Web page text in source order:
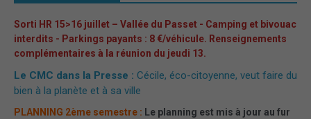
Sorti HR 15>16 juillet – Vallée du Passet - Camping et bivouac
interdits - Parkings payants : 8 €/véhicule. Renseignements
complémentaires à la réunion du jeudi 13.
Le CMC dans la Presse : Cécile, éco-citoyenne, veut faire du
bien à la planète et à sa ville
PLANNING 2ème semestre : Le planning est mis à jour au fur